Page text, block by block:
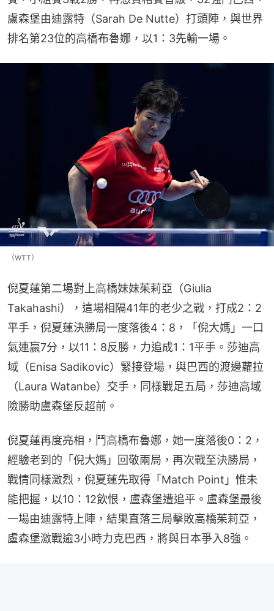
盧森堡由迪露特（Sarah De Nutte）打頭陣，與世界
排名第23位的高橋布魯娜，以1：3先輸一場。
（WTT）
倪夏蓮第二場對上高橋妹妹茱莉亞（Giulia
Takahashi），這場相隔41年的老少之戰，打成2：2
平手，倪夏蓮決勝局一度落後4：8，「倪大媽」一口
氣連贏7分，以11：8反勝，力追成1：1平手。莎迪高
域（Enisa Sadikovic）緊接登場，與巴西的渡邊蘿拉
（Laura Watanbe）交手，同樣戰足五局，莎迪高域
險勝助盧森堡反超前。
倪夏蓮再度亮相，鬥高橋布魯娜，她一度落後0：2，
經驗老到的「倪大媽」回敬兩局，再次戰至決勝局，
戰情同樣激烈，倪夏蓮先取得「Match Point」惟未
能把握，以10：12飲恨，盧森堡遭追平。盧森堡最後
一場由迪露特上陣，結果直落三局擊敗高橋茱莉亞，
盧森堡激戰逾3小時力克巴西，將與日本爭入8強。